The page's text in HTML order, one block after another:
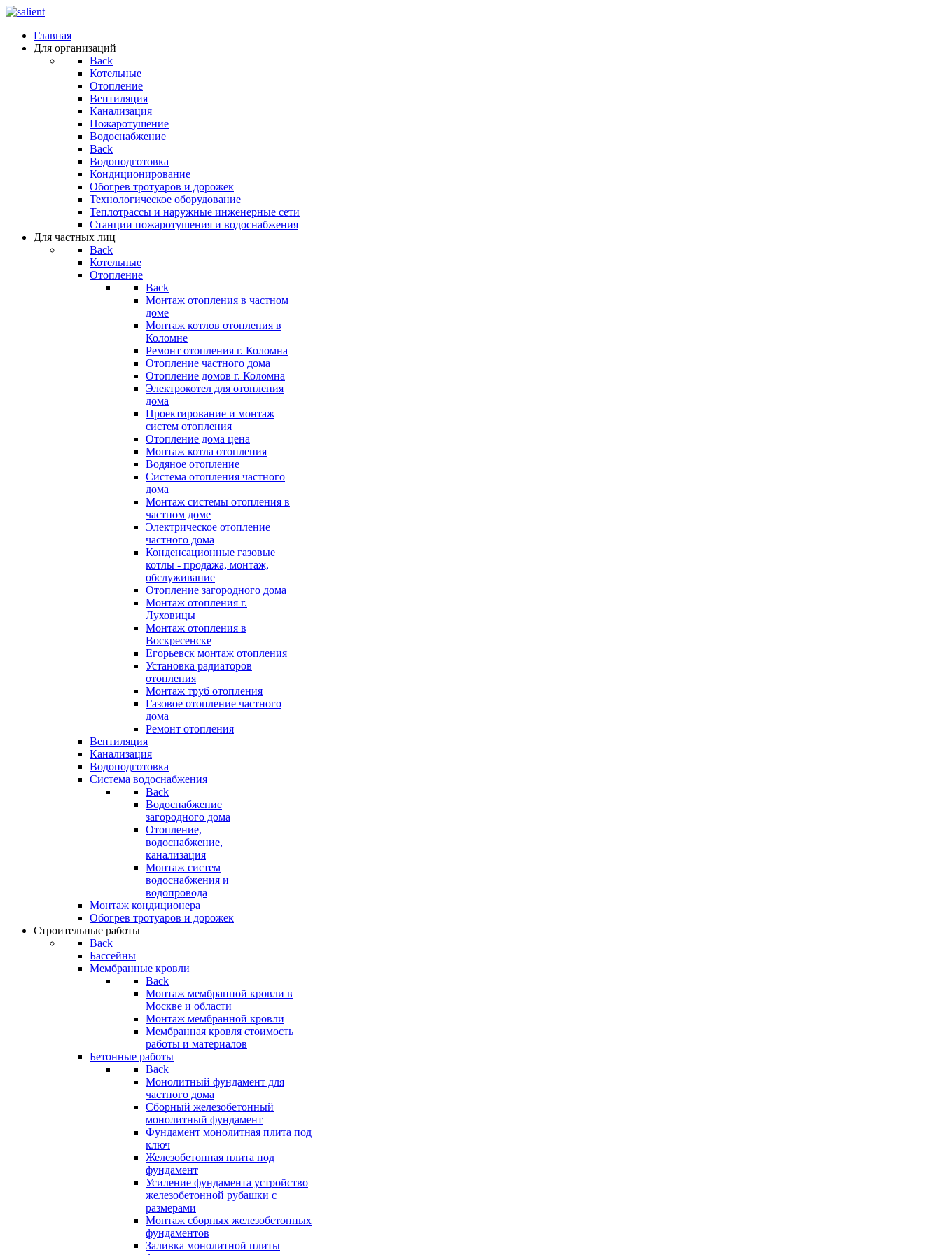
Главная
Для организаций
Back
Котельные
Отопление
Вентиляция
Канализация
Пожаротушение
Водоснабжение
Back
Водоподготовка
Кондиционирование
Обогрев тротуаров и дорожек
Технологическое оборудование
Теплотрассы и наружные инженерные сети
Станции пожаротушения и водоснабжения
Для частных лиц
Back
Котельные
Отопление
Back
Монтаж отопления в частном
доме
Монтаж котлов отопления в
Коломне
Ремонт отопления г. Коломна
Отопление частного дома
Отопление домов г. Коломна
Электрокотел для отопления
дома
Проектирование и монтаж
систем отопления
Отопление дома цена
Монтаж котла отопления
Водяное отопление
Система отопления частного
дома
Монтаж системы отопления в
частном доме
Электрическое отопление
частного дома
Конденсационные газовые
котлы - продажа, монтаж,
обслуживание
Отопление загородного дома
Монтаж отопления г.
Луховицы
Монтаж отопления в
Воскресенске
Егорьевск монтаж отопления
Установка радиаторов
отопления
Монтаж труб отопления
Газовое отопление частного
дома
Ремонт отопления
Вентиляция
Канализация
Водоподготовка
Система водоснабжения
Back
Водоснабжение
загородного дома
Отопление,
водоснабжение,
канализация
Монтаж систем
водоснабжения и
водопровода
Монтаж кондиционера
Обогрев тротуаров и дорожек
Строительные работы
Back
Бассейны
Мембранные кровли
Back
Монтаж мембранной кровли в
Москве и области
Монтаж мембранной кровли
Мембранная кровля стоимость
работы и материалов
Бетонные работы
Back
Монолитный фундамент для
частного дома
Сборный железобетонный
монолитный фундамент
Фундамент монолитная плита под
ключ
Железобетонная плита под
фундамент
Усиление фундамента устройство
железобетонной рубашки с
размерами
Монтаж сборных железобетонных
фундаментов
Заливка монолитной плиты